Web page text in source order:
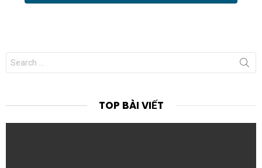
Search
for:
TOP BÀI VIẾT